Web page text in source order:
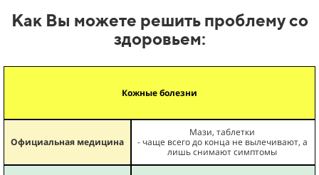
Как Вы можете решить проблему со
здоровьем:
Кожные болезни
Официальная медицина
Мази, таблетки
- чаще всего до конца не вылечивают, а
лишь снимают симптомы